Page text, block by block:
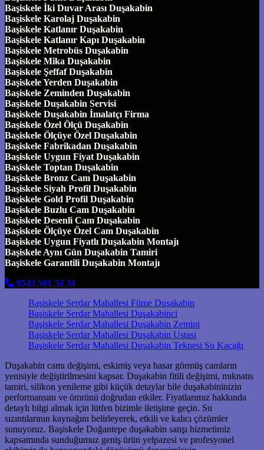
Başiskele İki Duvar Arası Duşakabin
Başiskele Karolaj Duşakabin
Başiskele Katlanır Duşakabin
Başiskele Katlanır Kapı Duşakabin
Başiskele Metrobüs Duşakabin
Başiskele Mika Duşakabin
Başiskele Şeffaf Duşakabin
Başiskele Yerden Duşakabin
Başiskele Zeminden Duşakabin
Başiskele Duşakabin Servisi
Başiskele Duşakabin İmalatçı Firma
Başiskele Özel Ölçü Duşakabin
Başiskele Ölçüye Özel Duşakabin
Başiskele Fabrikadan Duşakabin
Başiskele Uygun Fiyat Duşakabin
Başiskele Toptan Duşakabin
Başiskele Bronz Cam Duşakabin
Başiskele Siyah Profil Duşakabin
Başiskele Gold Profil Duşakabin
Başiskele Buzlu Cam Duşakabin
Başiskele Desenli Cam Duşakabin
Başiskele Ölçüye Özel Cam Duşakabin
Başiskele Uygun Fiyatlı Duşakabin Montajı
Başiskele Aynı Gün Duşakabin Tamiri
Başiskele Garantili Duşakabin Montajı
0543 501 54 34
Başiskele Serdar Mahallesi Füme Duşakabin
Başiskele Serdar Mahallesi Duşakabinci
Başiskele Serdar Mahallesi Duşakabin Zemini
Başiskele Serdar Mahallesi Duşakabin Ustası
Başiskele Serdar Mahallesi Duşakabin Teknesi Su Kaçağı
Duşakabin camı değişimi, eskimiş veya hasar görmüş camların
yenisiyle değiştirilmesini kapsar. Duşakabin fitili değişimi, mıknatıs
tamiri, silikon yenileme gibi küçük detaylar bile duşakabininizin
performansını ve ömrünü doğrudan etkiler. Fiyatlarımız hakkında
detaylı bilgi almak için lütfen bizimle iletişime geçin. Su
sızıntılarının kaynağını belirleyerek, etkili ve kalıcı çözümler
sunuyoruz. Başiskele Doğantepe duşakabin satışı hizmetimiz
kapsamında sunduğumuz geniş ürün yelpazesi ve profesyonel